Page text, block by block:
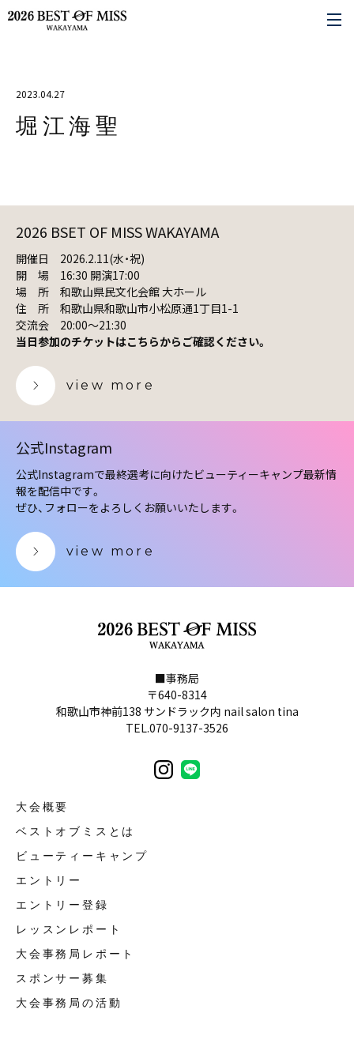
2023.04.27
堀江海聖
2026 BSET OF MISS WAKAYAMA
開催日 2026.2.11(水・祝)
開 場 16:30 開演17:00
場 所 和歌山県民文化会館 大ホール
住 所 和歌山県和歌山市小松原通1丁目1-1
交流会 20:00〜21:30
当日参加のチケットはこちらからご確認ください。
view more
公式Instagram
公式Instagramで最終選考に向けたビューティーキャンプ最新情
報を配信中です。
ぜひ、フォローをよろしくお願いいたします。
view more
■事務局
〒640-8314
和歌山市神前138 サンドラック内 nail salon tina
TEL.070-9137-3526
大会概要
ベストオブミスとは
ビューティーキャンプ
エントリー
エントリー登録
レッスンレポート
大会事務局レポート
スポンサー募集
大会事務局の活動